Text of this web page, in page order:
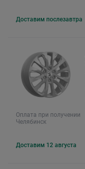
Доставим послезавтра
Оплата при получении
Челябинск
Доставим 12 августа